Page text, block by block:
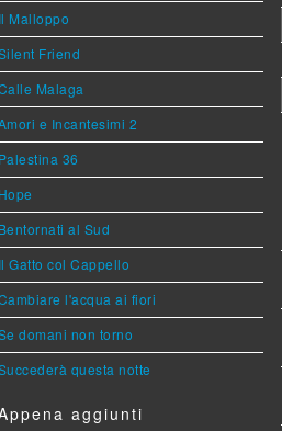
Il Malloppo
Friend
Malaga
e Incantesimi 2
Palestina 36
Hope
Bentornati al Sud
Il Gatto col Cappello
l'acqua ai fiori
domani non torno
questa notte
aggiunti